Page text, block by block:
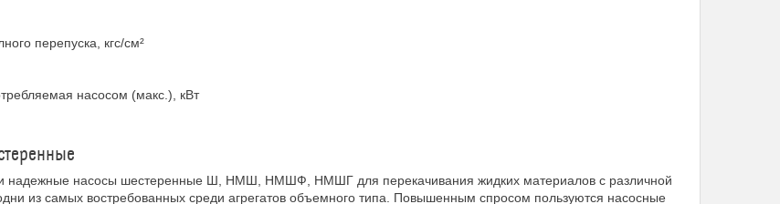
перепуска, кгс/см²
насосом (макс.), кВт
надежные насосы шестеренные Ш, НМШ, НМШФ, НМШГ для перекачивания жидких материалов с различной
из самых востребованных среди агрегатов объемного типа. Повышенным спросом пользуются насосные